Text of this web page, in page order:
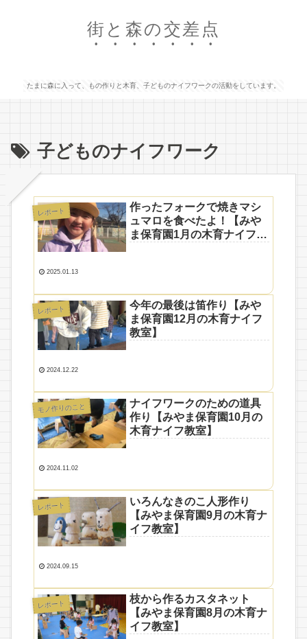
街と森の交差点
たまに森に入って、もの作りと木育、子どものナイフワークの活動をしています。
子どものナイフワーク
レポート
作ったフォークで焼きマシ
ュマロを食べたよ！【みや
ま保育園1月の木育ナイフ教
2025.01.13
レポート
今年の最後は笛作り【みや
ま保育園12月の木育ナイフ
教室】
2024.12.22
モノ作りのこと
ナイフワークのための道具
作り【みやま保育園10月の
木育ナイフ教室】
2024.11.02
レポート
いろんなきのこ人形作り
【みやま保育園9月の木育ナ
イフ教室】
2024.09.15
レポート
枝から作るカスタネット
【みやま保育園8月の木育ナ
イフ教室】